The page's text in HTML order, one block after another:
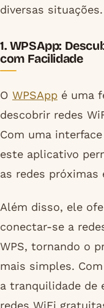
diversas situações.
1. WPSApp:
com Facilidade
O WPSApp é uma
descobrir redes
Com uma
este aplicativo
as redes próximas
Além disso, ele
conectar-se a
WPS, tornando o
mais simples.
a tranquilidade de
redes WiFi